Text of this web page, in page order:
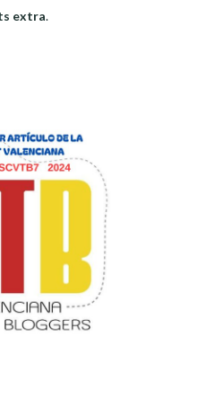
extra.